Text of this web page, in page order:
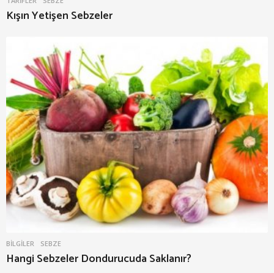
Kışın Yetişen Sebzeler
BILGILER SEBZE
Hangi Sebzeler Dondurucuda Saklanır?